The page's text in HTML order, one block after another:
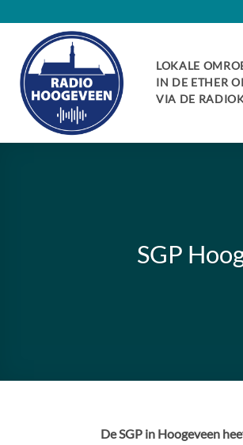
content
LOKALE
IN DE ETHER
VIA DE
SGP
De SGP in Hoogeveen